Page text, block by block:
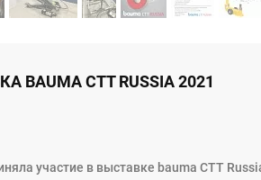
BAUMA CTT RUSSIA 2021
участие в выставке bauma CTT